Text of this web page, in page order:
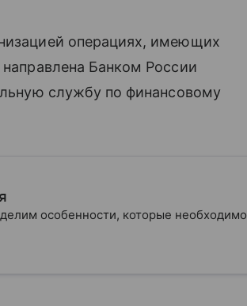
операциях, имеющих
Банком России
службу по финансовому
особенности, которые необходимо